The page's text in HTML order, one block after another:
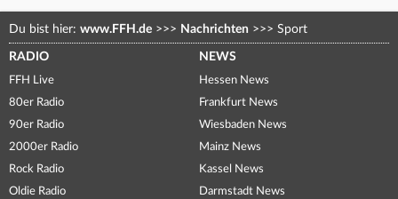
Du bist hier: www.FFH.de >>> Nachrichten >>> Sport
RADIO
FFH Live
80er Radio
90er Radio
2000er Radio
Rock Radio
Oldie Radio
NEWS
Hessen News
Frankfurt News
Wiesbaden News
Mainz News
Kassel News
Darmstadt News